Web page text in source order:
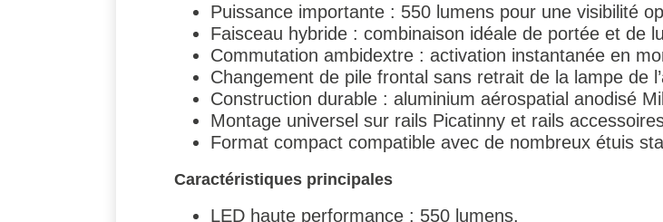
Puissance importante : 550 lumens pour une visibilité
Faisceau hybride : combinaison idéale de portée et de
Commutation ambidextre : activation instantanée en
Changement de pile frontal sans retrait de la lampe de
Construction durable : aluminium aérospatial anodisé
Montage universel sur rails Picatinny et rails
Format compact compatible avec de nombreux étuis
Caractéristiques principales
LED haute performance : 550 lumens.